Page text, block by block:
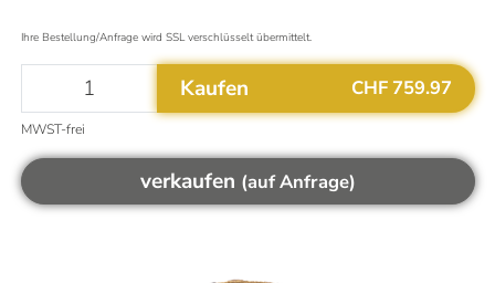
Mehr Informationen
Ihre Bestellung/Anfrage wird SSL verschlüsselt übermittelt.
Kaufen CHF 759.97
MWST-frei
verkaufen (auf Anfrage)
Warum ist Gold eine gute Investition?
Altgold verkaufen
Goldvreneli kaufen
Flexible Goldbarren kaufen